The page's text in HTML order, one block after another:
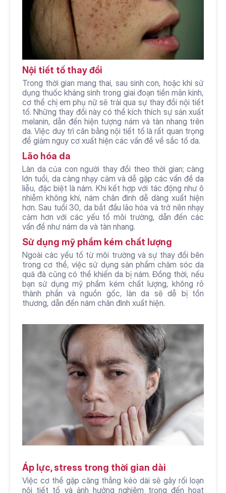
Nội tiết tố thay đổi
Trong thời gian mang thai, sau sinh con, hoặc khi sử
dụng thuốc kháng sinh trong giai đoạn tiền mãn kinh,
cơ thể chị em phụ nữ sẽ trải qua sự thay đổi nội tiết
tố. Những thay đổi này có thể kích thích sự sản xuất
melanin, dẫn đến hiện tượng nám và tàn nhang trên
da. Việc duy trì cân bằng nội tiết tố là rất quan trọng
để giảm nguy cơ xuất hiện các vấn đề về sắc tố da.
Lão hóa da
Làn da của con người thay đổi theo thời gian; càng
lớn tuổi, da càng nhạy cảm và dễ gặp các vấn đề da
liễu, đặc biệt là nám. Khi kết hợp với tác động như ô
nhiễm không khí, nám chân đinh dễ dàng xuất hiện
hơn. Sau tuổi 30, da bắt đầu lão hóa và trở nên nhạy
cảm hơn với các yếu tố môi trường, dẫn đến các
vấn đề như nám da và tàn nhang.
Sử dụng mỹ phẩm kém chất lượng
Ngoài các yếu tố từ môi trường và sự thay đổi bên
trong cơ thể, việc sử dụng sản phẩm chăm sóc da
quá đà cũng có thể khiến da bị nám. Đồng thời, nếu
bạn sử dụng mỹ phẩm kém chất lượng, không rõ
thành phần và nguồn gốc, làn da sẽ dễ bị tổn
thương, dẫn đến nám chân đinh xuất hiện.
Áp lực, stress trong thời gian dài
Việc cơ thể gặp căng thẳng kéo dài sẽ gây rối loạn
nội tiết tố và ảnh hưởng nghiêm trọng đến hoạt